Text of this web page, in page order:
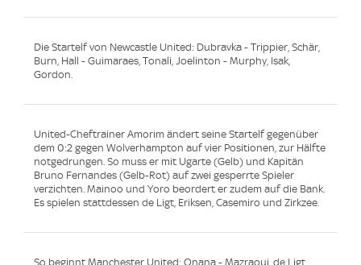
Die Startelf von Newcastle United: Dubravka - Trippier, Schär,
Burn, Hall - Guimaraes, Tonali, Joelinton - Murphy, Isak,
Gordon.
United-Cheftrainer Amorim ändert seine Startelf gegenüber
dem 0:2 gegen Wolverhampton auf vier Positionen, zur Hälfte
notgedrungen. So muss er mit Ugarte (Gelb) und Kapitän
Bruno Fernandes (Gelb-Rot) auf zwei gesperrte Spieler
verzichten. Mainoo und Yoro beordert er zudem auf die Bank.
Es spielen stattdessen de Ligt, Eriksen, Casemiro und Zirkzee.
So beginnt Manchester United: Onana - Mazraoui, de Ligt,